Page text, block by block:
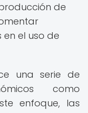
de
el uso de
una serie de
como
enfoque, las